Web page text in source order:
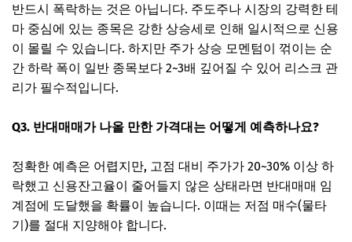
반드시 폭락하는 것은 아닙니다. 주도주나 시장의 강력한 테
마 중심에 있는 종목은 강한 상승세로 인해 일시적으로 신용
이 몰릴 수 있습니다. 하지만 주가 상승 모멘텀이 꺾이는 순
간 하락 폭이 일반 종목보다 2~3배 깊어질 수 있어 리스크 관
리가 필수적입니다.
Q3. 반대매매가 나올 만한 가격대는 어떻게 예측하나요?
정확한 예측은 어렵지만, 고점 대비 주가가 20~30% 이상 하
락했고 신용잔고율이 줄어들지 않은 상태라면 반대매매 임
계점에 도달했을 확률이 높습니다. 이때는 저점 매수(물타
기)를 절대 지양해야 합니다.